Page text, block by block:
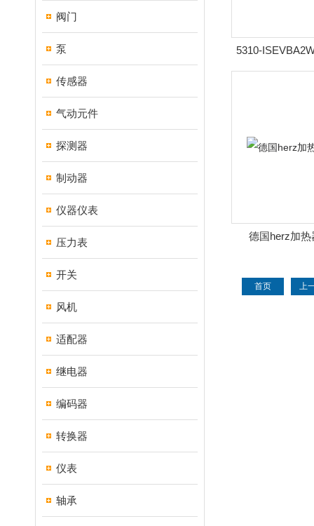
阀门
泵
传感器
气动元件
探测器
制动器
仪器仪表
压力表
开关
风机
适配器
继电器
编码器
转换器
仪表
轴承
5310-
关5310-
德国herz加
首页 上